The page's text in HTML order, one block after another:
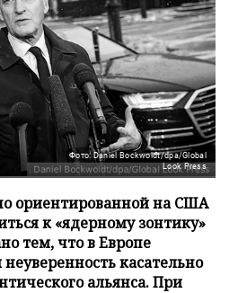
Фото: Daniel Bockwoldt/dpa/Global
Look Press
ориентированной на США
к «ядерному зонтику»
тем, что в Европе
касательно
альянса. При